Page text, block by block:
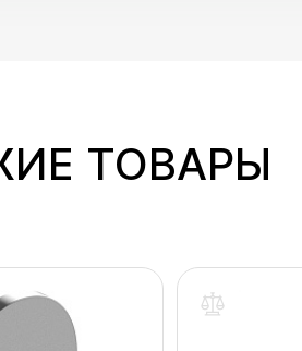
ТОВАРЫ